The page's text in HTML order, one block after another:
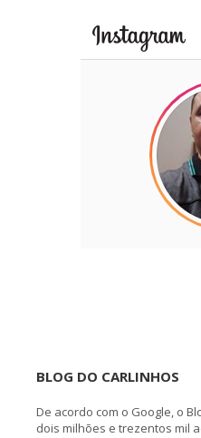
BLOG DO CARLINHOS
De acordo com o Google, o
dois milhões e trezentos mil